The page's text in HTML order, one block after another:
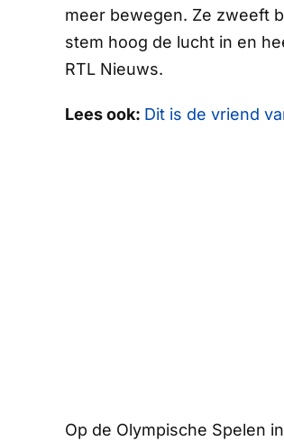
meer bewegen. Ze zweeft
stem hoog de lucht in en
RTL Nieuws.
Lees ook: Dit is de vriend
Op de Olympische Spelen